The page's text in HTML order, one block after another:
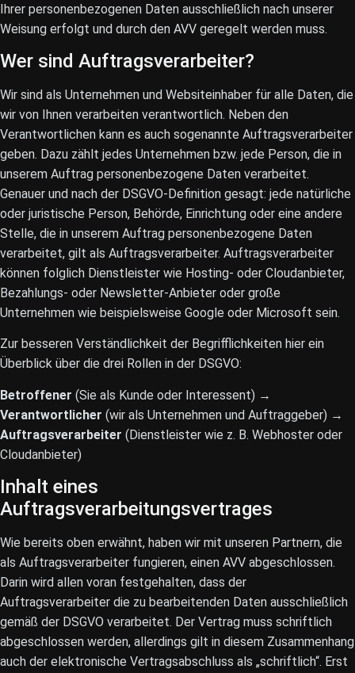
Ihrer personenbezogenen Daten ausschließlich nach unserer
Weisung erfolgt und durch den AVV geregelt werden muss.
Wer sind Auftragsverarbeiter?
Wir sind als Unternehmen und Websiteinhaber für alle Daten, die
wir von Ihnen verarbeiten verantwortlich. Neben den
Verantwortlichen kann es auch sogenannte Auftragsverarbeiter
geben. Dazu zählt jedes Unternehmen bzw. jede Person, die in
unserem Auftrag personenbezogene Daten verarbeitet.
Genauer und nach der DSGVO-Definition gesagt: jede natürliche
oder juristische Person, Behörde, Einrichtung oder eine andere
Stelle, die in unserem Auftrag personenbezogene Daten
verarbeitet, gilt als Auftragsverarbeiter. Auftragsverarbeiter
können folglich Dienstleister wie Hosting- oder Cloudanbieter,
Bezahlungs- oder Newsletter-Anbieter oder große
Unternehmen wie beispielsweise Google oder Microsoft sein.
Zur besseren Verständlichkeit der Begrifflichkeiten hier ein
Überblick über die drei Rollen in der DSGVO:
Betroffener (Sie als Kunde oder Interessent) →
Verantwortlicher (wir als Unternehmen und Auftraggeber) →
Auftragsverarbeiter (Dienstleister wie z. B. Webhoster oder
Cloudanbieter)
Inhalt eines
Auftragsverarbeitungsvertrages
Wie bereits oben erwähnt, haben wir mit unseren Partnern, die
als Auftragsverarbeiter fungieren, einen AVV abgeschlossen.
Darin wird allen voran festgehalten, dass der
Auftragsverarbeiter die zu bearbeitenden Daten ausschließlich
gemäß der DSGVO verarbeitet. Der Vertrag muss schriftlich
abgeschlossen werden, allerdings gilt in diesem Zusammenhang
auch der elektronische Vertragsabschluss als „schriftlich“. Erst